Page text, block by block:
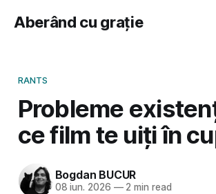
Aberând cu grație
RANTS
Probleme
ce film te uiți în
Bogdan BUCUR
08 iun. 2026 —2 min read